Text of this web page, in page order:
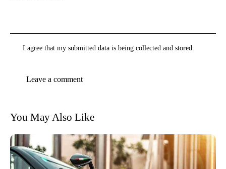
I agree that my submitted data is being collected and stored.
You May Also Like